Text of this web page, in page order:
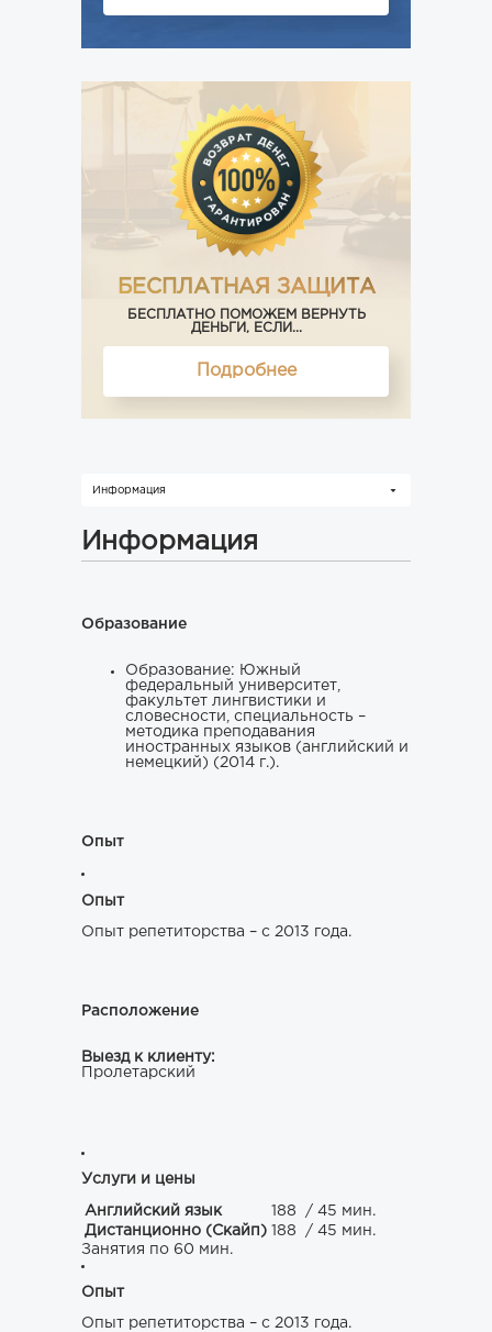
БЕСПЛАТНАЯ ЗАЩИТА
БЕСПЛАТНО ПОМОЖЕМ ВЕРНУТЬ
ДЕНЬГИ, ЕСЛИ...
Подробнее
Информация
Информация
Образование
Образование: Южный
федеральный университет,
факультет лингвистики и
словесности, специальность –
методика преподавания
иностранных языков (английский и
немецкий) (2014 г.).
Опыт
Опыт
Опыт репетиторства – с 2013 года.
Расположение
Выезд к клиенту:
Пролетарский
Услуги и цены
Английский язык 188
/ 45 мин.
Дистанционно (Скайп) 188
/ 45 мин.
Занятия по 60 мин.
Опыт
Опыт репетиторства – с 2013 года.